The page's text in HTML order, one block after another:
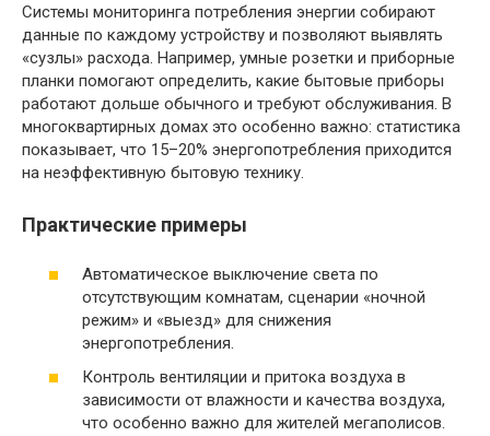
Системы мониторинга потребления энергии собирают
данные по каждому устройству и позволяют выявлять
«сузлы» расхода. Например, умные розетки и приборные
планки помогают определить, какие бытовые приборы
работают дольше обычного и требуют обслуживания. В
многоквартирных домах это особенно важно: статистика
показывает, что 15–20% энергопотребления приходится
на неэффективную бытовую технику.
Практические примеры
Автоматическое выключение света по
отсутствующим комнатам, сценарии «ночной
режим» и «выезд» для снижения
энергопотребления.
Контроль вентиляции и притока воздуха в
зависимости от влажности и качества воздуха,
что особенно важно для жителей мегаполисов.